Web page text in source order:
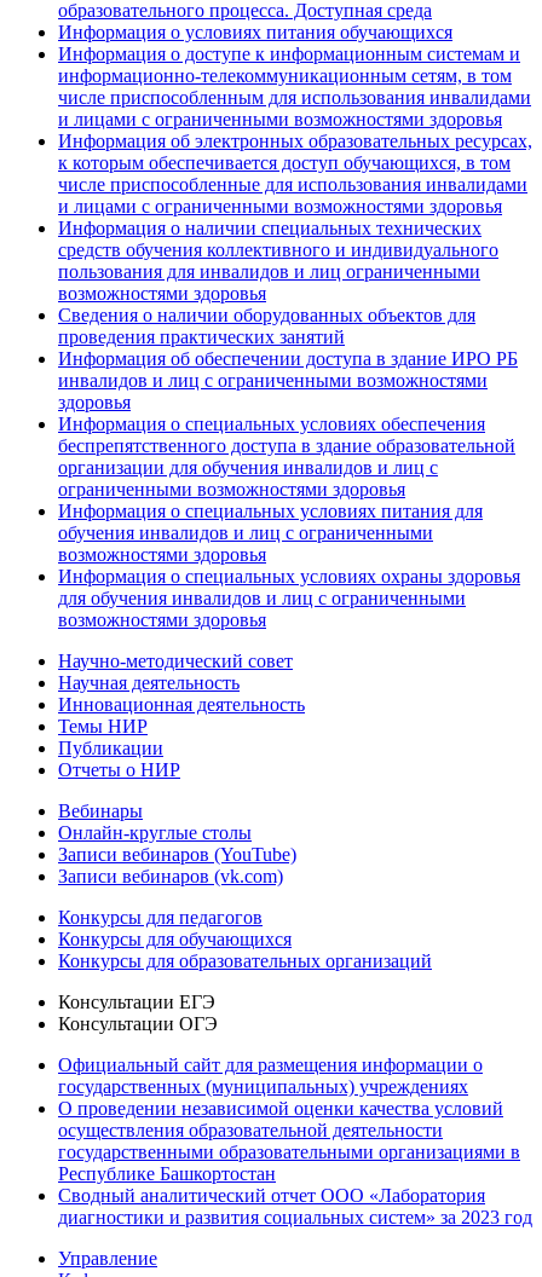
образовательного процесса. Доступная среда
Информация о условиях питания обучающихся
Информация о доступе к информационным системам и
информационно-телекоммуникационным сетям, в том
числе приспособленным для использования инвалидами
и лицами с ограниченными возможностями здоровья
Информация об электронных образовательных ресурсах,
к которым обеспечивается доступ обучающихся, в том
числе приспособленные для использования инвалидами
и лицами с ограниченными возможностями здоровья
Информация о наличии специальных технических
средств обучения коллективного и индивидуального
пользования для инвалидов и лиц ограниченными
возможностями здоровья
Сведения о наличии оборудованных объектов для
проведения практических занятий
Информация об обеспечении доступа в здание ИРО РБ
инвалидов и лиц с ограниченными возможностями
здоровья
Информация о специальных условиях обеспечения
беспрепятственного доступа в здание образовательной
организации для обучения инвалидов и лиц с
ограниченными возможностями здоровья
Информация о специальных условиях питания для
обучения инвалидов и лиц с ограниченными
возможностями здоровья
Информация о специальных условиях охраны здоровья
для обучения инвалидов и лиц с ограниченными
возможностями здоровья
Научно-методический совет
Научная деятельность
Инновационная деятельность
Темы НИР
Публикации
Отчеты о НИР
Вебинары
Онлайн-круглые столы
Записи вебинаров (YouTube)
Записи вебинаров (vk.com)
Конкурсы для педагогов
Конкурсы для обучающихся
Конкурсы для образовательных организаций
Консультации ЕГЭ
Консультации ОГЭ
Официальный сайт для размещения информации о
государственных (муниципальных) учреждениях
О проведении независимой оценки качества условий
осуществления образовательной деятельности
государственными образовательными организациями в
Республике Башкортостан
Сводный аналитический отчет ООО «Лаборатория
диагностики и развития социальных систем» за 2023 год
Управление